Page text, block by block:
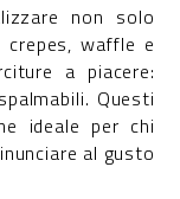
non solo
waffle e
a piacere:
Questi
ideale per chi
al gusto